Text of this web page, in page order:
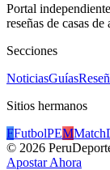
Portal
reseñas de casas
Secciones
NoticiasGuías
Sitios hermanos
FFutbolPEM
© 2026
Apostar Ahora